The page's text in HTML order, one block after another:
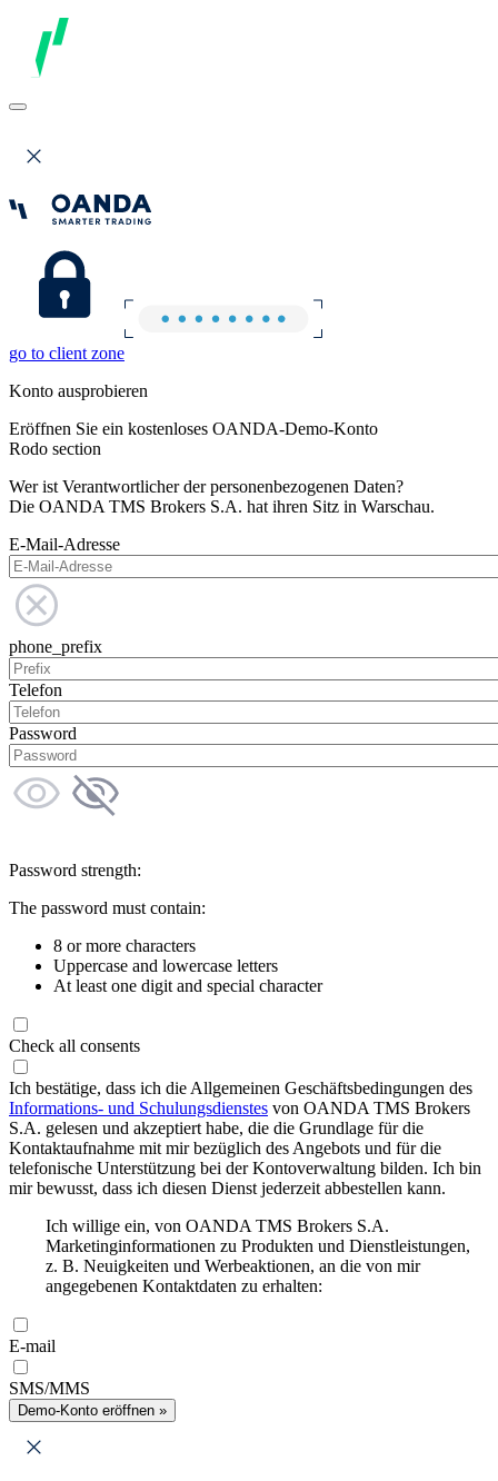
go to client zone
Konto ausprobieren
Eröffnen Sie ein kostenloses OANDA-Demo-Konto
Rodo section
Wer ist Verantwortlicher der personenbezogenen Daten?
Die OANDA TMS Brokers S.A. hat ihren Sitz in Warschau.
E-Mail-Adresse
phone_prefix
Telefon
Password
Password strength:
The password must contain:
8 or more characters
Uppercase and lowercase letters
At least one digit and special character
Check all consents
Ich bestätige, dass ich die Allgemeinen Geschäftsbedingungen des
Informations- und Schulungsdienstes von OANDA TMS Brokers
S.A. gelesen und akzeptiert habe, die die Grundlage für die
Kontaktaufnahme mit mir bezüglich des Angebots und für die
telefonische Unterstützung bei der Kontoverwaltung bilden. Ich bin
mir bewusst, dass ich diesen Dienst jederzeit abbestellen kann.
Ich willige ein, von OANDA TMS Brokers S.A.
Marketinginformationen zu Produkten und Dienstleistungen,
z. B. Neuigkeiten und Werbeaktionen, an die von mir
angegebenen Kontaktdaten zu erhalten:
E-mail
SMS/MMS
Demo-Konto eröffnen »